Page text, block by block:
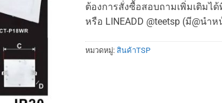
ต้องการสั่งซื้อสอบถามเพิ่มเติมได้
หรือ LINEADD @teetsp (มี@นำห
หมวดหมู่: สินค้าTSP